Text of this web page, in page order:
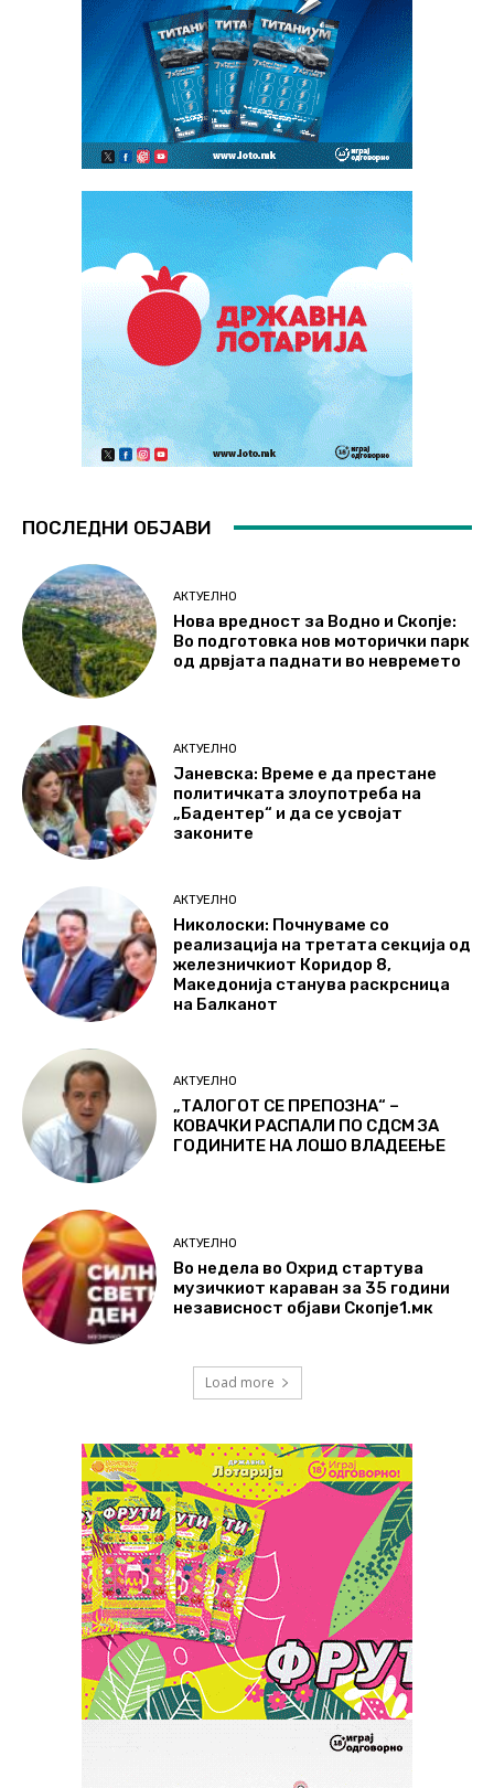
ПОСЛЕДНИ ОБЈАВИ
АКТУЕЛНО
Нова вредност за Водно и Скопје:
Во подготовка нов моторички парк
од дрвјата паднати во невремето
АКТУЕЛНО
Јаневска: Време е да престане
политичката злоупотреба на
„Бадентер“ и да се усвојат
законите
АКТУЕЛНО
Николоски: Почнуваме со
реализација на третата секција од
железничкиот Коридор 8,
Македонија станува раскрсница
на Балканот
АКТУЕЛНО
„ТАЛОГОТ СЕ ПРЕПОЗНА“ –
КОВАЧКИ РАСПАЛИ ПО СДСМ ЗА
ГОДИНИТЕ НА ЛОШО ВЛАДЕЕЊЕ
АКТУЕЛНО
Во недела во Охрид стартува
музичкиот караван за 35 години
независност објави Скопје1.мк
Load more